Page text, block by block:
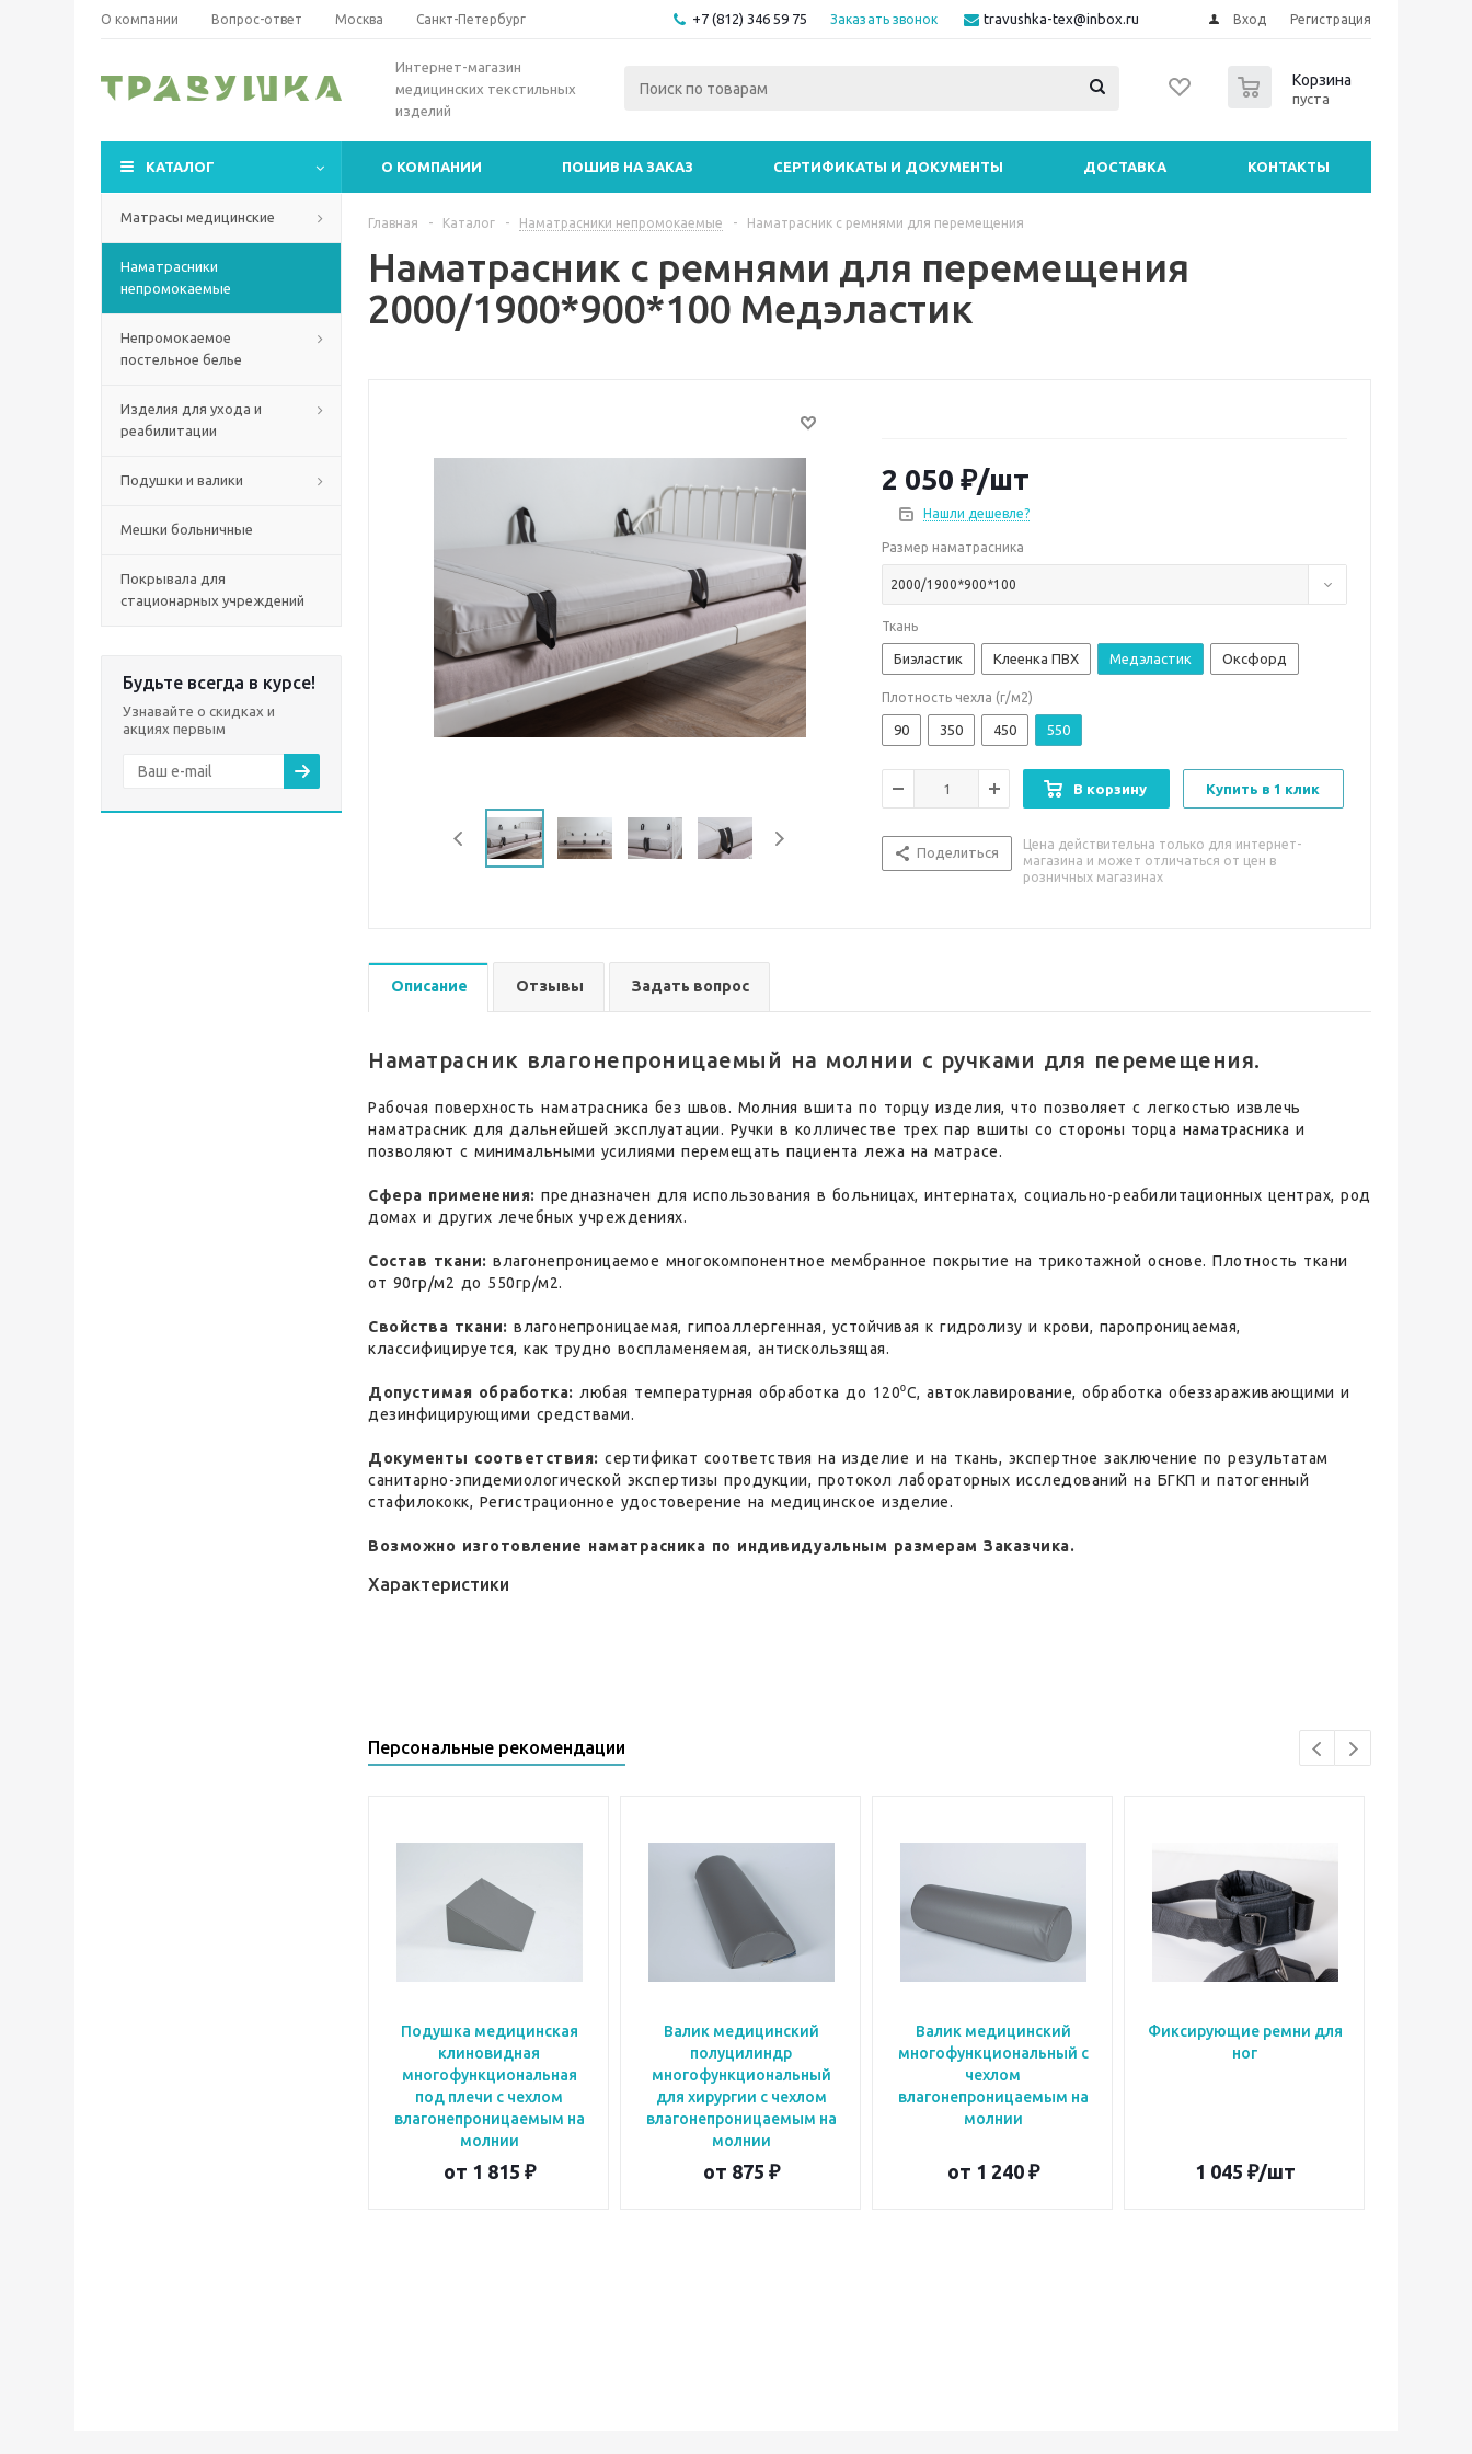
О компании Вопрос-ответ Москва Санкт-Петербург +7 (812) 346 59 75 Заказать звонок travushka-tex@inbox.ru Вход Регистрация
Интернет-магазин
медицинских текстильных
изделий
Корзина
пуста
КАТАЛОГ О КОМПАНИИ ПОШИВ НА ЗАКАЗ СЕРТИФИКАТЫ И ДОКУМЕНТЫ ДОСТАВКА КОНТАКТЫ
Матрасы медицинские
Наматрасники
непромокаемые
Непромокаемое
постельное белье
Изделия для ухода и
реабилитации
Подушки и валики
Мешки больничные
Покрывала для
стационарных учреждений
Будьте всегда в курсе!
Узнавайте о скидках и
акциях первым
Главная - Каталог - Наматрасники непромокаемые - Наматрасник с ремнями для перемещения
Наматрасник с ремнями для перемещения
2000/1900*900*100 Медэластик
2 050 ₽/шт
Нашли дешевле?
Размер наматрасника
2000/1900*900*100
Ткань
Биэластик Клеенка ПВХ Медэластик Оксфорд
Плотность чехла (г/м2)
90 350 450 550
В корзину Купить в 1 клик
Поделиться
Цена действительна только для интернет-
магазина и может отличаться от цен в
розничных магазинах
Описание Отзывы Задать вопрос
Наматрасник влагонепроницаемый на молнии с ручками для перемещения.
Рабочая поверхность наматрасника без швов. Молния вшита по торцу изделия, что позволяет с легкостью извлечь
наматрасник для дальнейшей эксплуатации. Ручки в колличестве трех пар вшиты со стороны торца наматрасника и
позволяют с минимальными усилиями перемещать пациента лежа на матрасе.
Сфера применения: предназначен для использования в больницах, интернатах, социально-реабилитационных центрах, род
домах и других лечебных учреждениях.
Состав ткани: влагонепроницаемое многокомпонентное мембранное покрытие на трикотажной основе. Плотность ткани
от 90гр/м2 до 550гр/м2.
Свойства ткани: влагонепроницаемая, гипоаллергенная, устойчивая к гидролизу и крови, паропроницаемая,
классифицируется, как трудно воспламеняемая, антискользящая.
Допустимая обработка: любая температурная обработка до 120⁰С, автоклавирование, обработка обеззараживающими и
дезинфицирующими средствами.
Документы соответствия: сертификат соответствия на изделие и на ткань, экспертное заключение по результатам
санитарно-эпидемиологической экспертизы продукции, протокол лабораторных исследований на БГКП и патогенный
стафилококк, Регистрационное удостоверение на медицинское изделие.
Возможно изготовление наматрасника по индивидуальным размерам Заказчика.
Характеристики
Персональные рекомендации
Подушка медицинская
клиновидная
многофункциональная
под плечи с чехлом
влагонепроницаемым на
молнии
от 1 815 ₽
Валик медицинский
полуцилиндр
многофункциональный
для хирургии с чехлом
влагонепроницаемым на
молнии
от 875 ₽
Валик медицинский
многофункциональный с
чехлом
влагонепроницаемым на
молнии
от 1 240 ₽
Фиксирующие ремни для
ног
1 045 ₽/шт